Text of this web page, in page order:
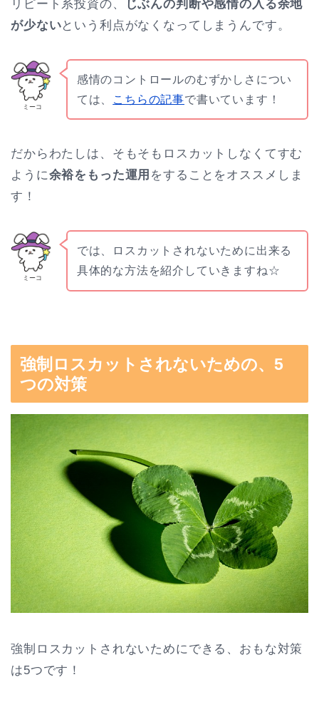
リピート系投資の、
じぶんの判断や感情の入る余地
が少ないという利点がなくなってしまうんです。
ミーコ
感情のコントロールのむずかしさについ
ては、
こちらの記事で書いています！
だからわたしは、そもそもロスカットしなくてすむ
ように余裕をもった運用 をすることをオススメしま
す！
ミーコ
では、ロスカットされないために出来る
具体的な方法を紹介していきますね☆
強制ロスカットされないための、5
つの対策
強制ロスカットされないためにできる、おもな対策
は5つです！